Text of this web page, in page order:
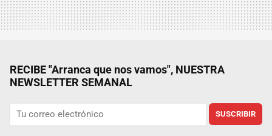
RECIBE "Arranca que nos vamos", NUESTRA
NEWSLETTER SEMANAL
SUSCRIBIR